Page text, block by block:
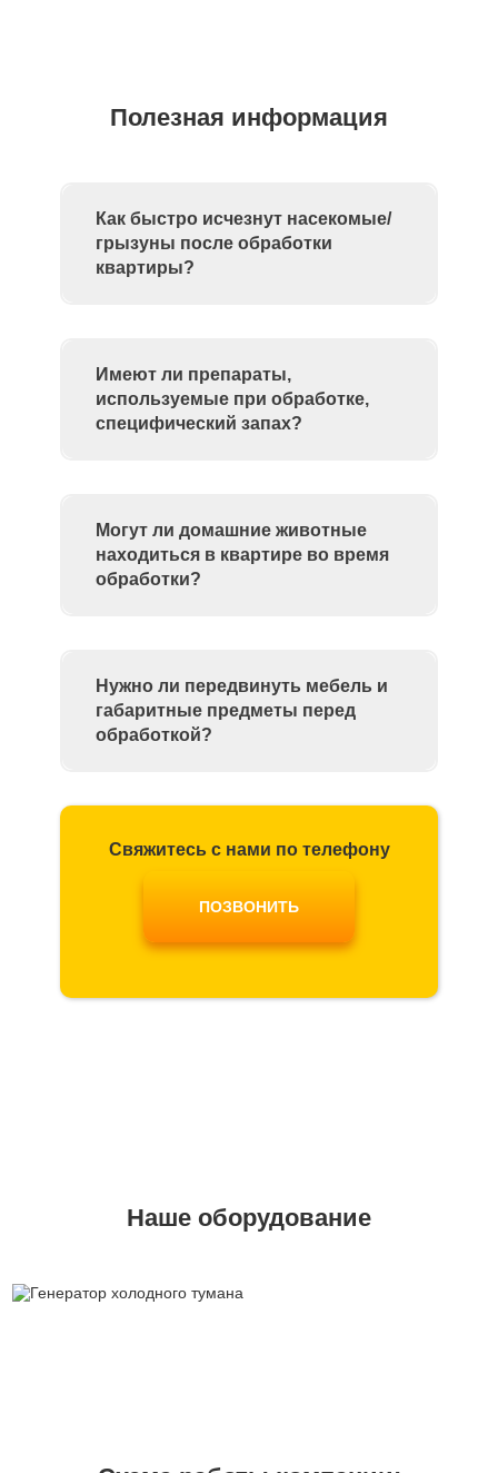
Полезная информация
Как быстро исчезнут насекомые/
грызуны после обработки
квартиры?
Имеют ли препараты,
используемые при обработке,
специфический запах?
Могут ли домашние животные
находиться в квартире во время
обработки?
Нужно ли передвинуть мебель и
габаритные предметы перед
обработкой?
Свяжитесь с нами по телефону
ПОЗВОНИТЬ
Наше оборудование